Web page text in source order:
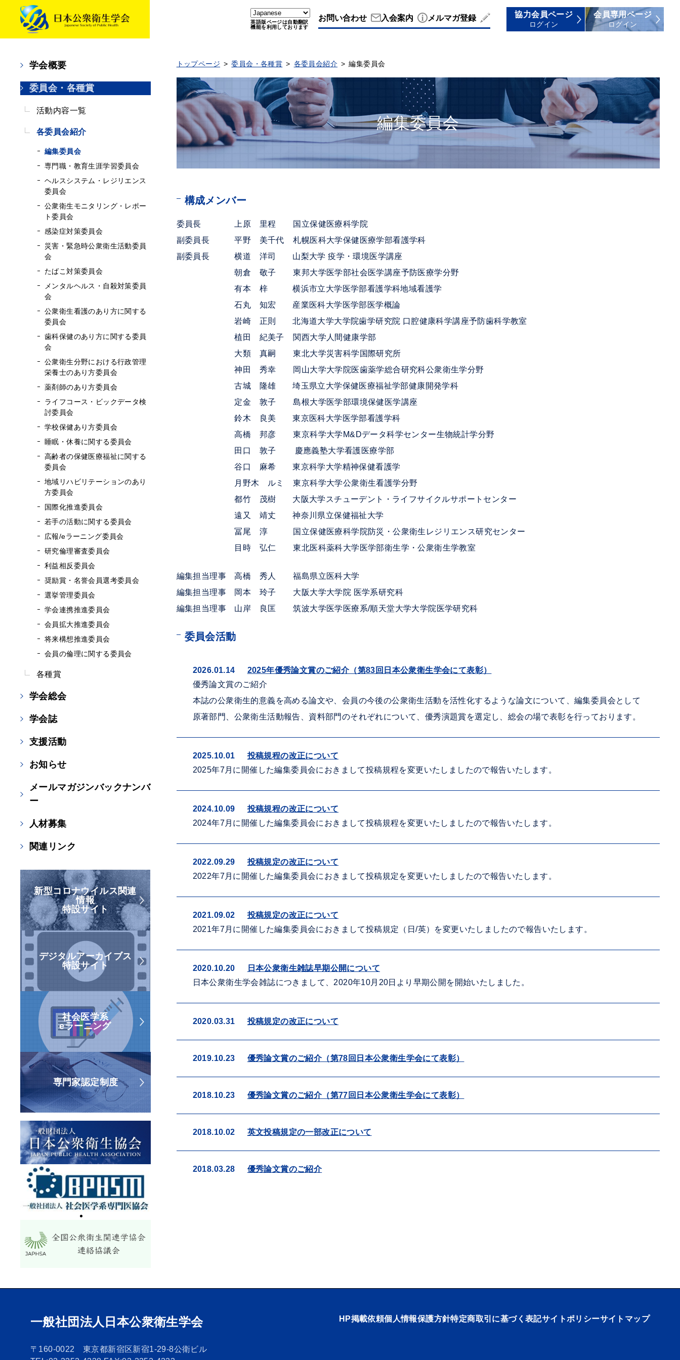
英語版ページは自動翻訳
機能を利用しております
お問い合わせ 入会案内 メルマガ登録 協力会員ページ
ログイン
会員専用ページ
ログイン
学会概要
委員会・各種賞
活動内容一覧
各委員会紹介
編集委員会
専門職・教育生涯学習委員会
ヘルスシステム・レジリエンス
委員会
公衆衛生モニタリング・レポー
ト委員会
感染症対策委員会
災害・緊急時公衆衛生活動委員
会
たばこ対策委員会
メンタルヘルス・自殺対策委員
会
公衆衛生看護のあり方に関する
委員会
歯科保健のあり方に関する委員
会
公衆衛生分野における行政管理
栄養士のあり方委員会
薬剤師のあり方委員会
ライフコース・ビックデータ検
討委員会
学校保健あり方委員会
睡眠・休養に関する委員会
高齢者の保健医療福祉に関する
委員会
地域リハビリテーションのあり
方委員会
国際化推進委員会
若手の活動に関する委員会
広報/eラーニング委員会
研究倫理審査委員会
利益相反委員会
奨励賞・名誉会員選考委員会
選挙管理委員会
学会連携推進委員会
会員拡大推進委員会
将来構想推進委員会
会員の倫理に関する委員会
各種賞
学会総会
学会誌
支援活動
お知らせ
メールマガジンバックナンバ
ー
人材募集
関連リンク
新型コロナウイルス関連
情報
特設サイト
デジタルアーカイブス
特設サイト
社会医学系
eラーニング
専門家認定制度
トップページ 委員会・各種賞 各委員会紹介 編集委員会
編集委員会
構成メンバー
委員長 上原 里程 国立保健医療科学院
副委員長平野 美千代 札幌医科大学保健医療学部看護学科
副委員長 横道 洋司 山梨大学 疫学・環境医学講座
朝倉 敬子 東邦大学医学部社会医学講座予防医療学分野
有本 梓 横浜市立大学医学部看護学科地域看護学
石丸 知宏 産業医科大学医学部医学概論
岩崎 正則 北海道大学大学院歯学研究院 口腔健康科学講座予防歯科学教室
植田 紀美子 関西大学 人間健康学部
大類 真嗣 東北大学災害科学国際研究所
神田 秀幸 岡山大学大学院医歯薬学総合研究科公衆衛生学分野
古城 隆雄 埼玉県立大学保健医療福祉学部健康開発学科
定金 敦子 島根大学医学部環境保健医学講座
鈴木 良美 東京医科大学医学部看護学科
高橋 邦彦 東京科学大学M&Dデータ科学センター生物統計学分野
田口 敦子 慶應義塾大学看護医療学部
谷口 麻希 東京科学大学精神保健看護学
月野木 ルミ 東京科学大学公衆衛生看護学分野
都竹 茂樹 大阪大学スチューデント・ライフサイクルサポートセンター
遠又 靖丈 神奈川県立保健福祉大学
冨尾 淳 国立保健医療科学院防災・公衆衛生レジリエンス研究センター
目時 弘仁 東北医科薬科大学医学部衛生学・公衆衛生学教室
編集担当理事 高橋 秀人 福島県立医科大学
編集担当理事 岡本 玲子 大阪大学大学院 医学系研究科
編集担当理事 山岸 良匡 筑波大学医学医療系/順天堂大学大学院医学研究科
委員会活動
2026.01.14
2025年優秀論文賞のご紹介（第83回日本公衆衛生学会にて表彰）
優秀論文賞のご紹介
本誌の公衆衛生的意義を高める論文や、会員の今後の公衆衛生活動を活性化するような論文について、編集委員会として
原著部門、公衆衛生活動報告、資料部門のそれぞれについて、優秀演題賞を選定し、総会の場で表彰を行っております。
2025.10.01
投稿規程の改正について
2025年7月に開催した編集委員会におきまして投稿規程を変更いたしましたので報告いたします。
2024.10.09
投稿規程の改正について
2024年7月に開催した編集委員会におきまして投稿規程を変更いたしましたので報告いたします。
2022.09.29
投稿規定の改正について
2022年7月に開催した編集委員会におきまして投稿規定を変更いたしましたので報告いたします。
2021.09.02
投稿規定の改正について
2021年7月に開催した編集委員会におきまして投稿規定（日/英）を変更いたしましたので報告いたします。
2020.10.20
日本公衆衛生雑誌早期公開について
日本公衆衛生学会雑誌につきまして、2020年10月20日より早期公開を開始いたしました。
2020.03.31 投稿規定の改正について
2019.10.23 優秀論文賞のご紹介（第78回日本公衆衛生学会にて表彰）
2018.10.23 優秀論文賞のご紹介（第77回日本公衆衛生学会にて表彰）
2018.10.02 英文投稿規定の一部改正について
2018.03.28 優秀論文賞のご紹介
一般社団法人日本公衆衛生学会
〒160-0022 東京都新宿区新宿1-29-8公衛ビル
HP掲載依頼個人情報保護方針特定商取引に基づく表記サイトポリシーサイトマップ